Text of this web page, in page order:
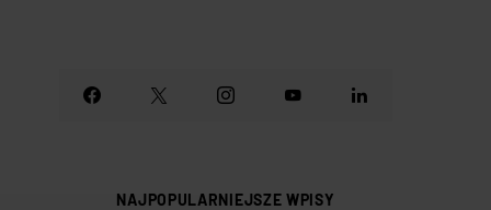
NAJPOPULARNIEJSZE WPISY